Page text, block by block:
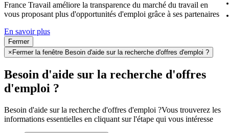
France Travail améliore la transparence du marché du travail en
vous proposant plus d'opportunités d'emploi grâce à ses partenaires
En savoir plus
Fermer
× Fermer la fenêtre Besoin d'aide sur la recherche d'offres d'emploi ?
Besoin d'aide sur la recherche d'offres
d'emploi ?
Besoin d'aide sur la recherche d'offres d'emploi ?Vous trouverez les
informations essentielles en cliquant sur l'étape qui vous intéresse